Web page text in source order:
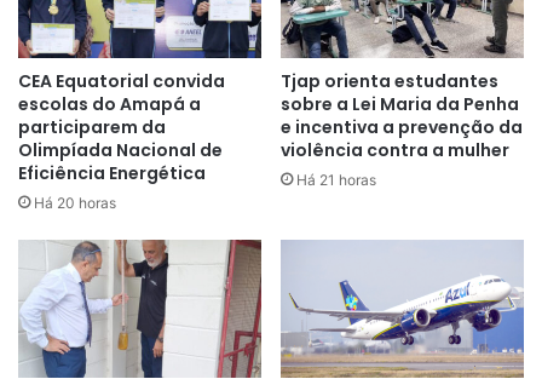
“Afirmo que hoje o dia é muito
importante e especial porque,
desde o dia que criamos o
Gabinete de Segurança Escolar,
ações efetivas estão sendo
realizada para garantir a
segurança nas escolas. Todas a
CEA Equatorial convida
escolas do Amapá a
participarem da
Olimpíada Nacional de
Eficiência Energética
Há 20 horas
Tjap orienta estudantes
sobre a Lei Maria da Penha
e incentiva a prevenção da
violência contra a mulher
Há 21 horas